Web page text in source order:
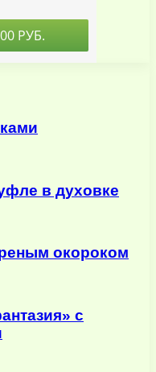
в духовке
окороком
с